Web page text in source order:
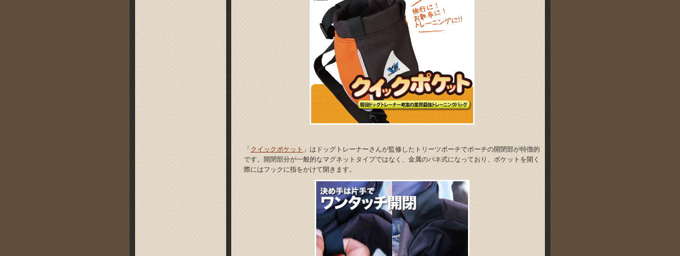
「 クイックポケット 」はドッグトレーナーさんが監修したトリーツポーチでポーチの開閉部が特徴的
です。開閉部分が一般的なマグネットタイプではなく、金属のバネ式になっており、ポケットを開く
際にはフックに指をかけて開きます。